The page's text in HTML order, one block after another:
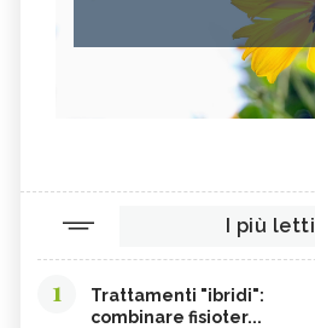
I più letti
1
Trattamenti "ibridi":
combinare fisioter...